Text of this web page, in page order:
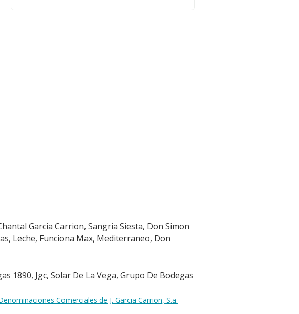
Garcia Carrion, Sangria Siesta, Don Simon
Leche, Funciona Max, Mediterraneo, Don
1890, Jgc, Solar De La Vega, Grupo De Bodegas
Comerciales de J. Garcia Carrion, S.a.